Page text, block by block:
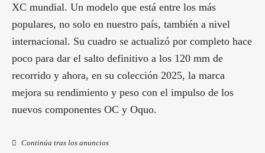
XC mundial. Un modelo que está entre los más
populares, no solo en nuestro país, también a nivel
internacional. Su cuadro se actualizó por completo hace
poco para dar el salto definitivo a los 120 mm de
recorrido y ahora, en su colección 2025, la marca
mejora su rendimiento y peso con el impulso de los
nuevos componentes OC y Oquo.
Continúa tras los anuncios